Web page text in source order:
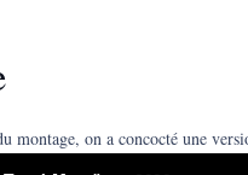
montage, on a concocté une